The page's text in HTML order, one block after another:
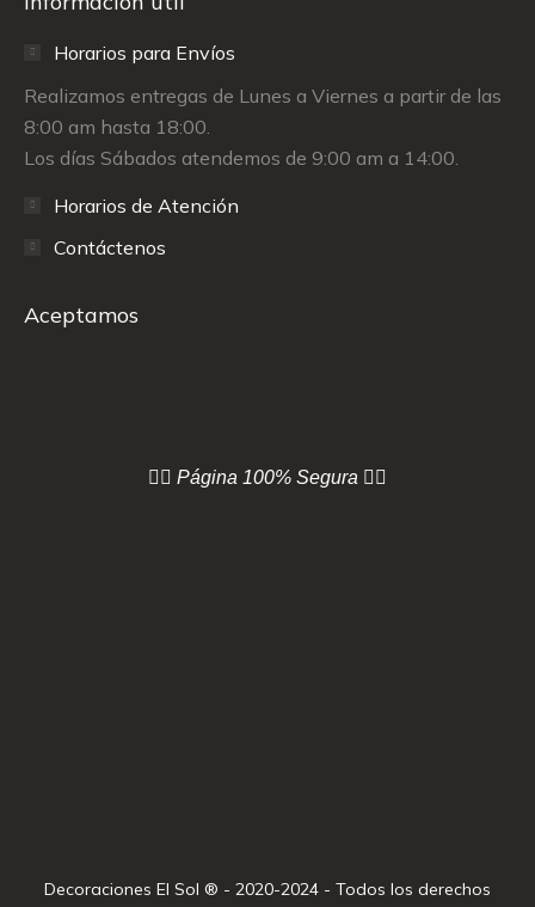
Horarios para Envíos
Realizamos entregas de Lunes a Viernes a partir de las
8:00 am hasta 18:00.
Los días Sábados atendemos de 9:00 am a 14:00.
Horarios de Atención
Contáctenos
Aceptamos
👇🏻 Página 100% Segura 👇🏻
Decoraciones El Sol ® - 2020-2024 - Todos los derechos